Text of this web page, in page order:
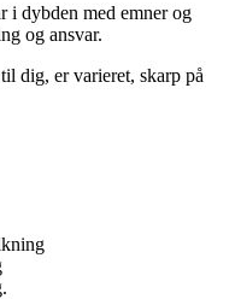
i dybden med emner og
og ansvar.
dig, er varieret, skarp på